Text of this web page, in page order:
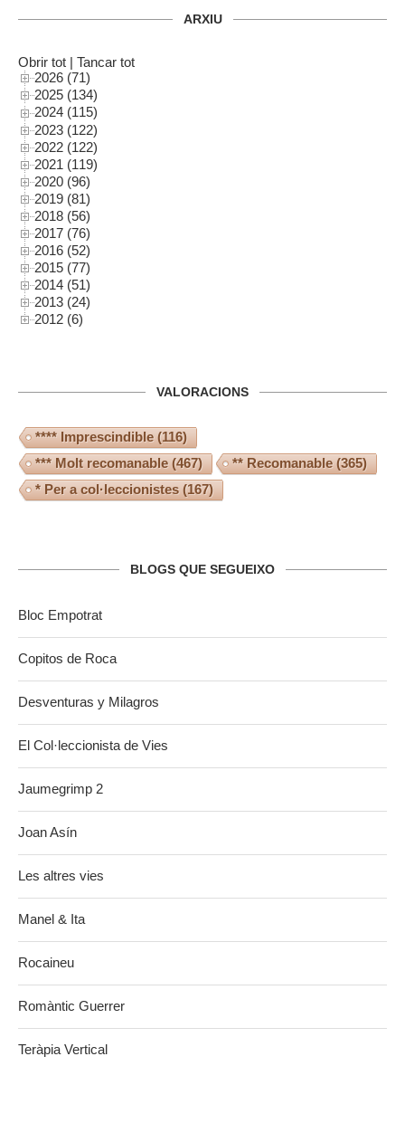
ARXIU
Obrir tot | Tancar tot
2026 (71)
2025 (134)
2024 (115)
2023 (122)
2022 (122)
2021 (119)
2020 (96)
2019 (81)
2018 (56)
2017 (76)
2016 (52)
2015 (77)
2014 (51)
2013 (24)
2012 (6)
VALORACIONS
**** Imprescindible(116)
*** Molt recomanable(467) ** Recomanable(365)
* Per a col·leccionistes (167)
BLOGS QUE SEGUEIXO
Bloc Empotrat
Copitos de Roca
Desventuras y Milagros
El Col·leccionista de Vies
Jaumegrimp 2
Joan Asín
Les altres vies
Manel & Ita
Rocaineu
Romàntic Guerrer
Teràpia Vertical